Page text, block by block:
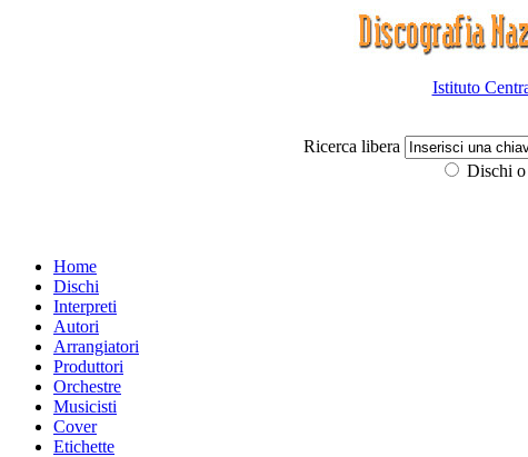
Istituto
Ricerca libera
Dischi o
Home
Dischi
Interpreti
Autori
Arrangiatori
Produttori
Orchestre
Musicisti
Cover
Etichette